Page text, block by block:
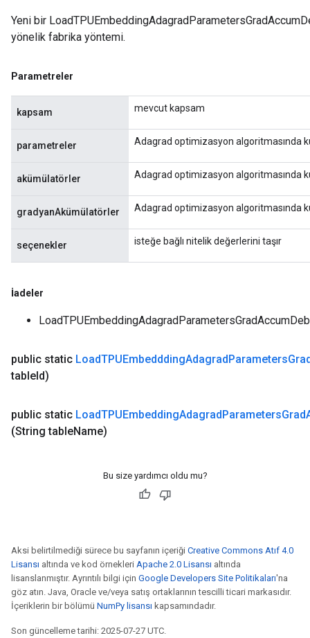
Yeni bir
yönelik fabrika yöntemi.
Parametreler
kapsam mevcut kapsam
parametreler Adagrad optimizasyon algoritmasında
akümülatörler Adagrad optimizasyon algoritmasında
gradyanAkümülatörler Adagrad optimizasyon algoritmasında
seçenekler isteğe bağlı nitelik değerlerini taşır
İadeler
public static LoadTPUEmbedddingAdagradParameters
tableId)
public static LoadTPUEmbeddingAdagradParametersGrad
(String tableName)
Bu size yardımcı oldu mu?
Aksi belirtilmediği sürece bu sayfanın içeriği Creative Commons Atıf 4.0
Lisansı altında ve kod örnekleri Apache 2.0 Lisansı altında
lisanslanmıştır. Ayrıntılı bilgi için Google Developers Site Politikaları'na
göz atın. Java, Oracle ve/veya satış ortaklarının tescilli ticari markasıdır.
İçeriklerin bir bölümü NumPy lisansı kapsamındadır.
Son güncelleme tarihi: 2025-07-27 UTC.